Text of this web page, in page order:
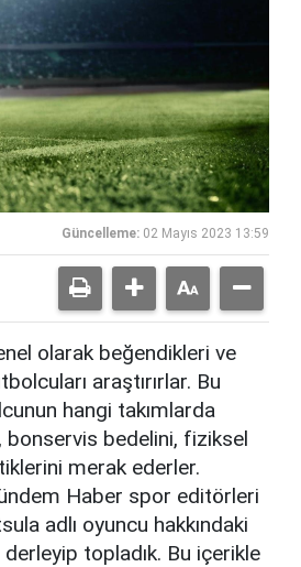
Güncelleme: 02 Mayıs 2023 13:59
olarak beğendikleri ve
araştırırlar. Bu
hangi takımlarda
bonservis bedelini, fiziksel
merak ederler.
Haber spor editörleri
adlı oyuncu hakkındaki
topladık. Bu içerikle